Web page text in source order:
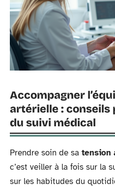
Accompagner
artérielle : conseils
du suivi médical
Prendre soin de sa tension
c’est veiller à la fois sur la
sur les habitudes du